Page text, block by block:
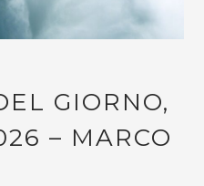
GIORNO,
– MARCO